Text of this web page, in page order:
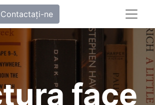
Contactați-ne
face